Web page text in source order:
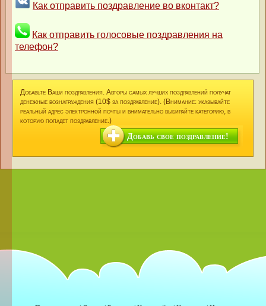
Как отправить поздравление во вконтакт?
Как отправить голосовые поздравления на
телефон?
Добавьте Ваши поздравления. Авторы самых лучших поздравлений получат
денежные вознаграждения (10$ за поздравление). (Внимание: указывайте
реальный адрес электронной почты и внимательно выбирайте категорию, в
которую попадет поздравление.)
Добавь свое поздравление!